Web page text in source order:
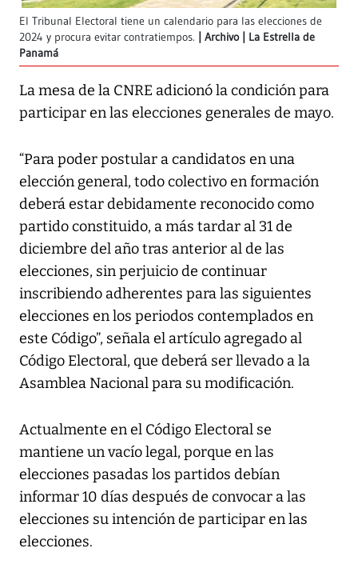
El Tribunal Electoral tiene un calendario para las elecciones de
2024 y procura evitar contratiempos.
Archivo | La Estrella de
Panamá
La mesa de la CNRE adicionó la condición para
participar en las elecciones generales de mayo.
“Para poder postular a candidatos en una
elección general, todo colectivo en formación
deberá estar debidamente reconocido como
partido constituido, a más tardar al 31 de
diciembre del año tras anterior al de las
elecciones, sin perjuicio de continuar
inscribiendo adherentes para las siguientes
elecciones en los periodos contemplados en
este Código”, señala el artículo agregado al
Código Electoral, que deberá ser llevado a la
Asamblea Nacional para su modificación.
Actualmente en el Código Electoral se
mantiene un vacío legal, porque en las
elecciones pasadas los partidos debían
informar 10 días después de convocar a las
elecciones su intención de participar en las
elecciones.